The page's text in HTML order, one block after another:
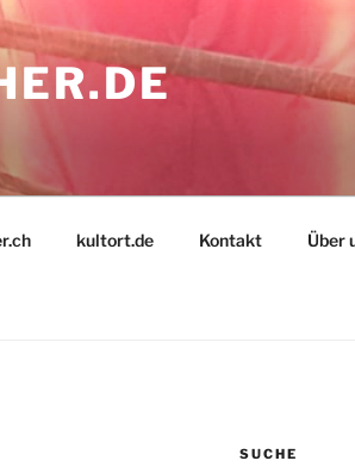
kultort.de Kontakt Über
SUCHE